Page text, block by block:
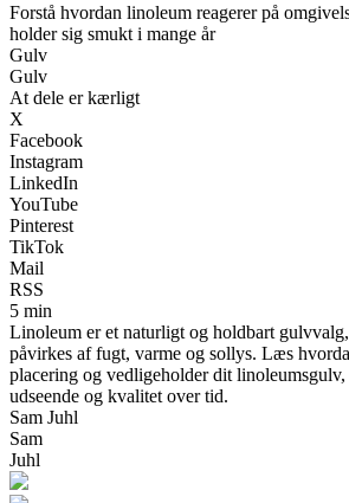
Forstå hvordan linoleum reagerer på
holder sig smukt i mange år
Gulv
Gulv
At dele er kærligt
X
Facebook
Instagram
LinkedIn
YouTube
Pinterest
TikTok
Mail
RSS
5 min
Linoleum er et naturligt og holdbart
påvirkes af fugt, varme og sollys. Læs
placering og vedligeholder dit linoleumsgulv,
udseende og kvalitet over tid.
Sam Juhl
Sam
Juhl